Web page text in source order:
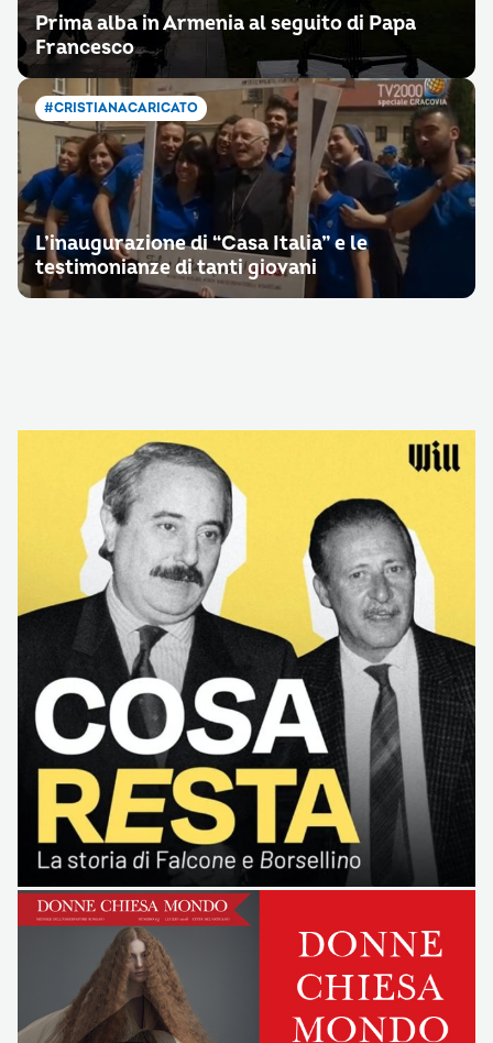
Prima alba in Armenia al seguito di Papa
Francesco
#CRISTIANACARICATO
L’inaugurazione di “Casa Italia” e le
testimonianze di tanti giovani